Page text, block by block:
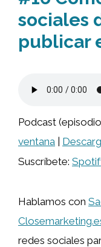
sociales
publicar
Podcast
ventana
Suscríbete:
Hablamos con
redes sociales